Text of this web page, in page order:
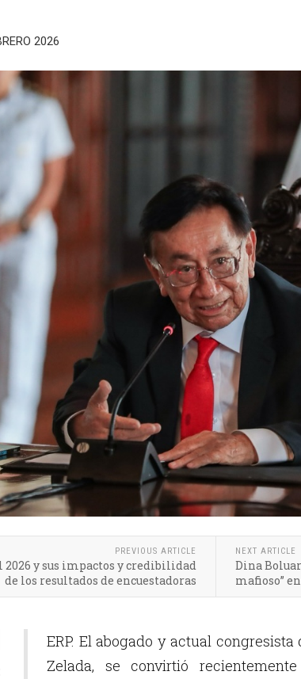
2026
PREVIOUS ARTICLE
y sus impactos y credibilidad
de los resultados de encuestadoras
NEXT ARTICLE
Dina
mafioso”
BIGGER
ERP. El abogado y actual
Zelada, se convirtió